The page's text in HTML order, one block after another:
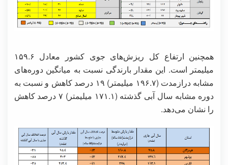
همچنین ارتفاع کل ریزش‌های جوی کشور معادل ۱۵۹.۶
میلیمتر است. این مقدار بارندگی نسبت به میانگین دوره‌های
مشابه درازمدت (۱۹۶.۷ میلیمتر) ۱۹ درصد کاهش و نسبت به
دوره مشابه سال آبی گذشته (۱۷۱.۱ میلیمتر) ۷ درصد کاهش
را نشان می‌دهد.